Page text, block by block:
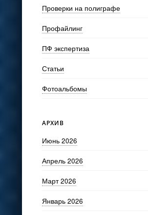
Проверки на полиграфе
Профайлинг
ПФ экспертиза
Статьи
Фотоальбомы
АРХИВ
Июнь 2026
Апрель 2026
Март 2026
Январь 2026